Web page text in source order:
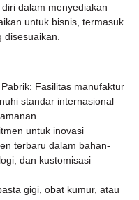
dalam menyediakan
untuk bisnis, termasuk
Fasilitas manufaktur
standar internasional
untuk inovasi
terbaru dalam bahan-
dan kustomisasi
gigi, obat kumur, atau